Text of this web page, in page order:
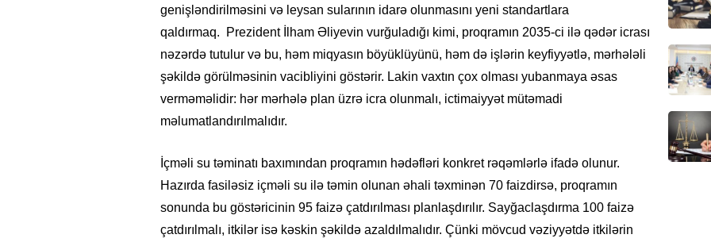
genişləndirilməsini və leysan sularının idarə olunmasını yeni standartlara
qaldırmaq. Prezident İlham Əliyevin vurğuladığı kimi, proqramın 2035-ci ilə qədər icrası
nəzərdə tutulur və bu, həm miqyasın böyüklüyünü, həm də işlərin keyfiyyətlə, mərhələli
şəkildə görülməsinin vacibliyini göstərir. Lakin vaxtın çox olması yubanmaya əsas
verməməlidir: hər mərhələ plan üzrə icra olunmalı, ictimaiyyət mütəmadi
məlumatlandırılmalıdır.
İçməli su təminatı baxımından proqramın hədəfləri konkret rəqəmlərlə ifadə olunur.
Hazırda fasiləsiz içməli su ilə təmin olunan əhali təxminən 70 faizdirsə, proqramın
sonunda bu göstəricinin 95 faizə çatdırılması planlaşdırılır. Sayğaclaşdırma 100 faizə
çatdırılmalı, itkilər isə kəskin şəkildə azaldılmalıdır. Çünki mövcud vəziyyətdə itkilərin